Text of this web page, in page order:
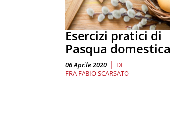
Esercizi pratici di
Pasqua domestica
06 Aprile 2020 | DI
FRA FABIO SCARSATO